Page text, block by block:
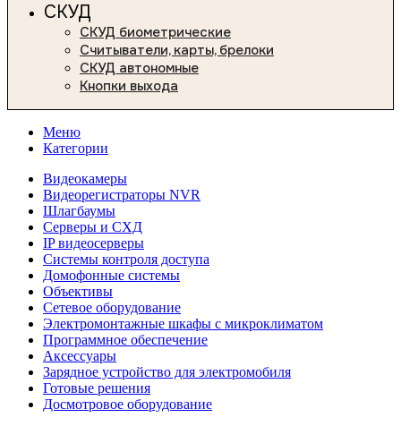
СКУД
СКУД биометрические
Считыватели, карты, брелоки
СКУД автономные
Кнопки выхода
Меню
Категории
Видеокамеры
Видеорегистраторы NVR
Шлагбаумы
Серверы и СХД
IP видеосерверы
Системы контроля доступа
Домофонные системы
Объективы
Сетевое оборудование
Электромонтажные шкафы с микроклиматом
Программное обеспечение
Аксессуары
Зарядное устройство для электромобиля
Готовые решения
Досмотровое оборудование